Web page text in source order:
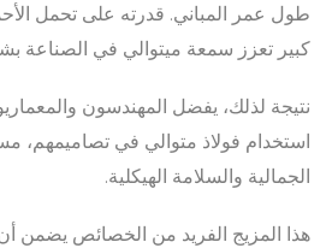
طول عمر المباني. قدرته على تحمل
كبير تعزز سمعة ميتوالي في الصناعة
نتيجة لذلك، يفضل المهندسون
استخدام فولاذ متوالي في تصاميمهم،
الجمالية والسلامة الهيكلية.
هذا المزيج الفريد من الخصائص يضمن أن